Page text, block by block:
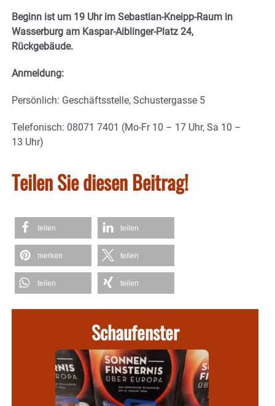
Beginn ist um 19 Uhr im Sebastian-Kneipp-Raum in
Wasserburg am Kaspar-Aiblinger-Platz 24,
Rückgebäude.
Anmeldung:
Persönlich: Geschäftsstelle, Schustergasse 5
Telefonisch: 08071 7401 (Mo-Fr 10 – 17 Uhr, Sa 10 –
13 Uhr)
Teilen Sie diesen Beitrag!
teilen teilen
merken teilen
teilen teilen
Schaufenster